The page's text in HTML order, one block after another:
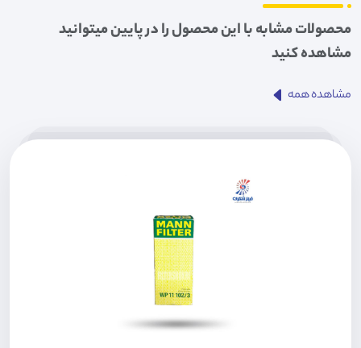
محصولات مشابه با این محصول را در پایین میتوانید
مشاهده کنید
مشاهده همه